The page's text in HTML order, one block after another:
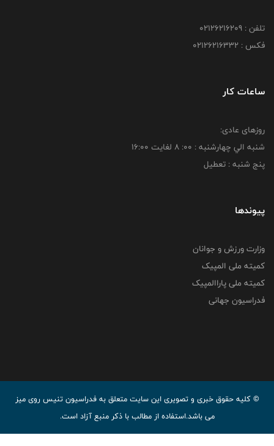
تلفن : 02126216209
فکس : 02126216332
ساعات کار
روزهای عادی:
شنبه الي چهارشنبه : 00: 8 لغايت 16:00
پنج شنبه : تعطیل
پیوندها
وزارت ورزش و جوانان
کمیته ملی المپیک
کمیته ملی پاراالمپیک
فدراسیون جهانی
© کليه حقوق خبری و تصويری اين سايت متعلق به فدراسیون تنیس روی میز
می باشد.استفاده از مطالب با ذكر منبع آزاد است.